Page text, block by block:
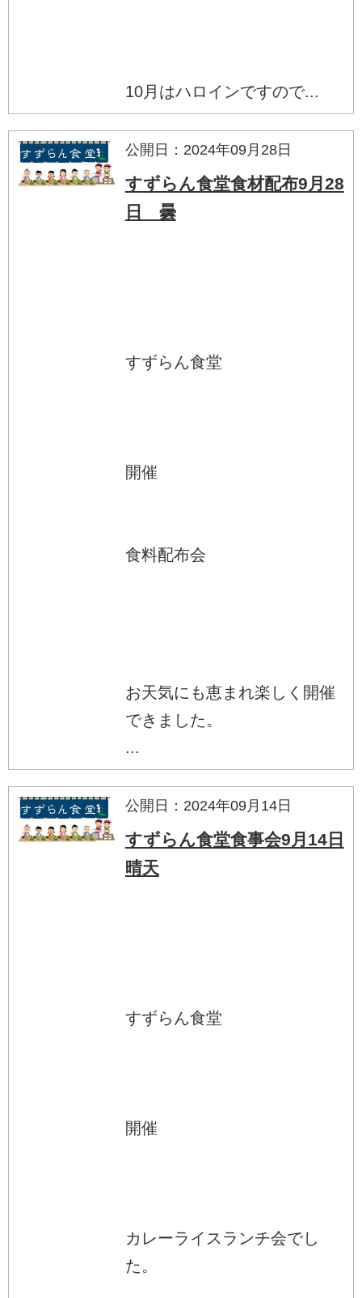
10月はハロインですので...
公開日：2024年09月28日
すずらん食堂食材配布9月28
日 曇
すずらん食堂
開催
食料配布会
お天気にも恵まれ楽しく開催
できました。
...
公開日：2024年09月14日
すずらん食堂食事会9月14日
晴天
すずらん食堂
開催
カレーライスランチ会でし
た。